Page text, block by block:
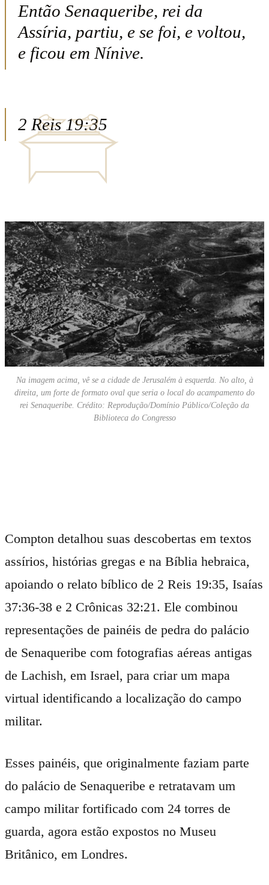
Então Senaqueribe, rei da
Assíria, partiu, e se foi, e voltou,
e ficou em Nínive.
2 Reis 19:35
Na imagem acima, vê se a cidade de Jerusalém à esquerda. No alto, à
direita, um forte de formato oval que seria o local do acampamento do
rei Senaqueribe. Crédito: Reprodução/Domínio Público/Coleção da
Biblioteca do Congresso
Compton detalhou suas descobertas em textos
assírios, histórias gregas e na Bíblia hebraica,
apoiando o relato bíblico de 2 Reis 19:35, Isaías
37:36-38 e 2 Crônicas 32:21. Ele combinou
representações de painéis de pedra do palácio
de Senaqueribe com fotografias aéreas antigas
de Lachish, em Israel, para criar um mapa
virtual identificando a localização do campo
militar.
Esses painéis, que originalmente faziam parte
do palácio de Senaqueribe e retratavam um
campo militar fortificado com 24 torres de
guarda, agora estão expostos no Museu
Britânico, em Londres.